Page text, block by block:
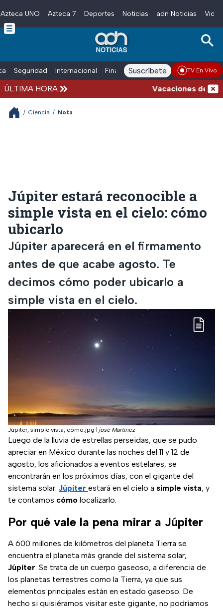
Skip to main content
Azteca UNO Azteca 7 Deportes Noticias adn Noticias
Seguridad Internacional Finanzas adn Noticias Radio
Suscríbete TV En Vivo
ÚLTIMA HORA Vacaciones de
/ Ciencia / Nota
Júpiter estará reconocible a
simple vista en el cielo: cómo
ubicarlo
Júpiter aparecerá en el firmamento
antes de que acabe agosto. Te
decimos cómo poder ubicarlo a
simple vista en el cielo.
Júpiter, simple vista, cómo.jpg josé Martinez
Luego de la lluvia de estrellas perseidas, que se pudo
apreciar en México durante las noches del 11 y 12 de
agosto, los aficionados a eventos estelares, se
encontrarán en los próximos días, con el gigante del
sistema solar. Júpiter estará en el cielo a simple vista, y
te contamos cómo localizarlo.
Por qué vale la pena mirar a Júpiter
A 600 millones de kilómetros del planeta Tierra se
encuentra el planeta más grande del sistema solar,
Júpiter. Se trata de un cuerpo gaseoso, a diferencia de
los planetas terrestres como la Tierra, ya que sus
elementos principales están en estado gaseoso. De
hecho si quisiéramos visitar este gigante, no podríamos